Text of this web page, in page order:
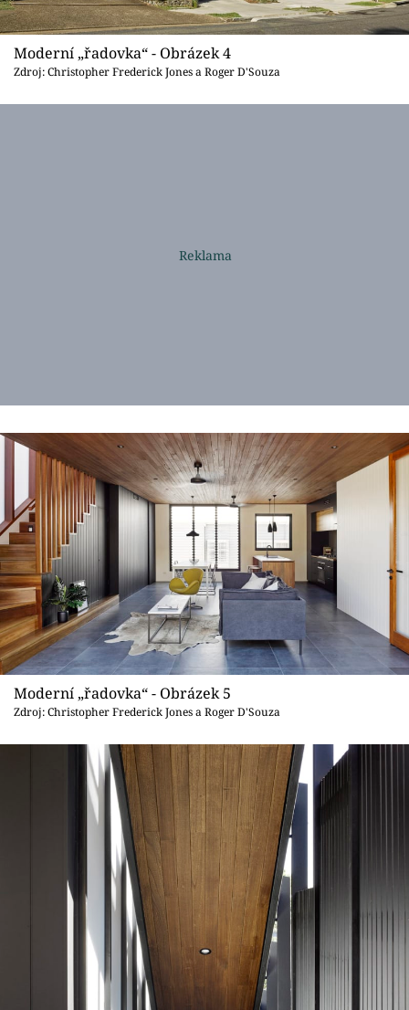
Moderní „řadovka“ - Obrázek 4
Zdroj: Christopher Frederick Jones a Roger D'Souza
Moderní „řadovka“ - Obrázek 5
Zdroj: Christopher Frederick Jones a Roger D'Souza